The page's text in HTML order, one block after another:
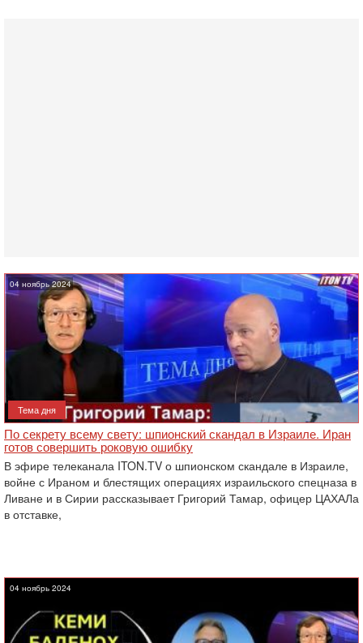
04 ноябрь 2024
Тема дня
По секрету всему свету: шпионский скандал в Израиле. Иран
готов совершить роковую ошибку
В эфире телеканала ITON.TV о шпионском скандале в Израиле,
войне с Ираном и блестящих операциях израильского спецназа в
Ливане и в Сирии рассказывает Григорий Тамар, офицер ЦАХАЛа
в отставке,
04 ноябрь 2024